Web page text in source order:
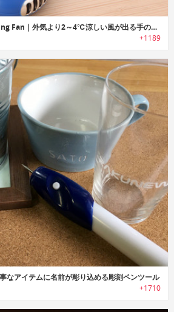
USB Mini Air Conditioning Fan｜外気より2～4℃涼しい風が出る手のひらサイズのエアコンファン
+1189
なアイテムに名前が彫り込める彫刻ペンツール
+1710